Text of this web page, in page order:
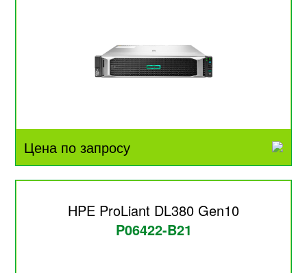
Цена по запросу
HPE ProLiant DL380 Gen10
P06422-B21